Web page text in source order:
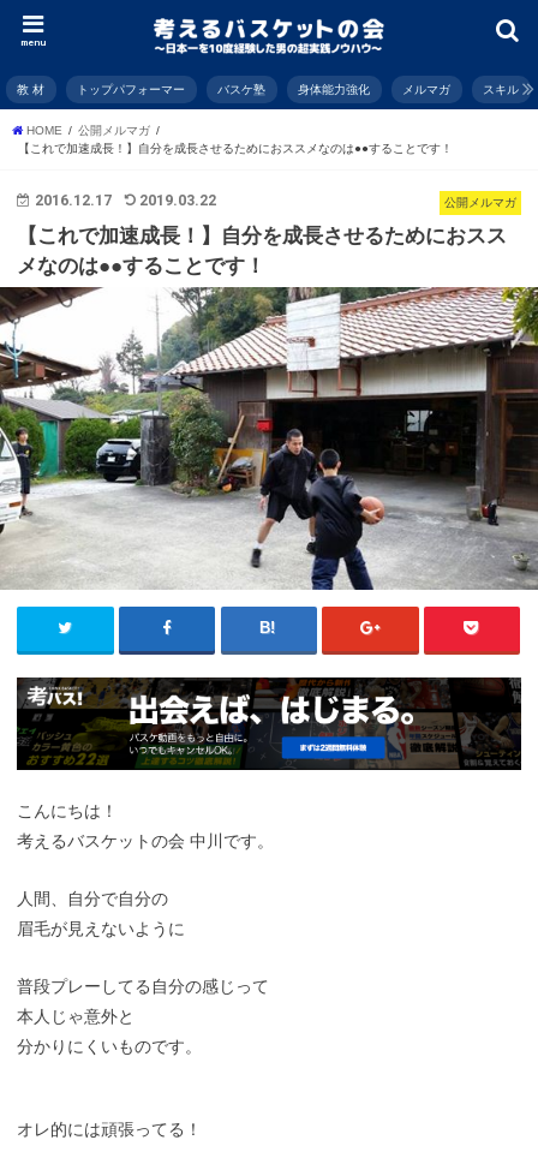
menu
教 材 トップパフォーマー バスケ塾 身体能力強化 メルマガ スキル
HOME
公開メルマガ
【これで加速成長！】自分を成長させるためにおススメなのは●●することです！
公開メルマガ
2016.12.17 2019.03.22
【これで加速成長！】自分を成長させるためにおスス
メなのは●●することです！
こんにちは！
考えるバスケットの会 中川です。
人間、自分で自分の
眉毛が見えないように
普段プレーしてる自分の感じって
本人じゃ意外と
分かりにくいものです。
オレ的には頑張ってる！